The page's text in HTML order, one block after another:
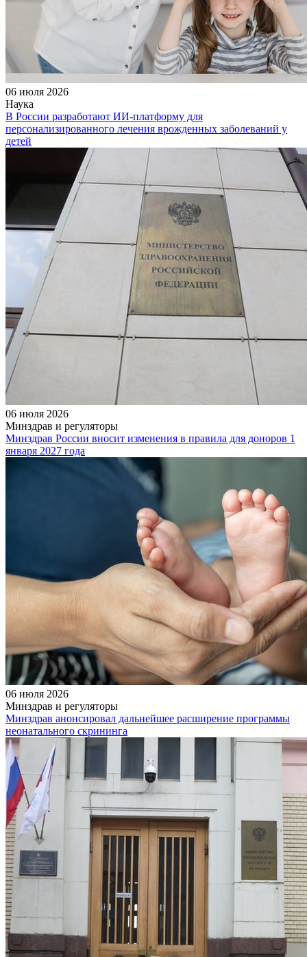
06 июля 2026
Наука
В России разработают ИИ-платформу для
персонализированного лечения врожденных заболеваний у
детей
06 июля 2026
Минздрав и регуляторы
Минздрав России вносит изменения в правила для доноров 1
января 2027 года
06 июля 2026
Минздрав и регуляторы
Минздрав анонсировал дальнейшее расширение программы
неонатального скрининга